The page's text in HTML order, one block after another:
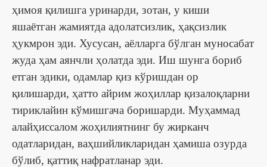
ҳимоя қилишга уринарди, зотан, у киши
яшаётган жамиятда адолатсизлик, ҳақсизлик
ҳукмрон эди. Хусусан, аёлларга бўлган муносабат
жуда ҳам аянчли ҳолатда эди. Иш шунга бориб
етган эдики, одамлар қиз кўришдан ор
қилишарди, ҳатто айрим жоҳиллар қизалоқларни
тириклайин кўмишгача боришарди. Муҳаммад
алайҳиссалом жоҳилиятнинг бу жирканч
одатларидан, ваҳшийликларидан ҳамиша озурда
бўлиб, қаттиқ нафратланар эди.